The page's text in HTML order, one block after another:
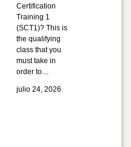
Certification
Training 1
(SCT1)? This is
the qualifying
class that you
must take in
order to…
julio 24, 2026